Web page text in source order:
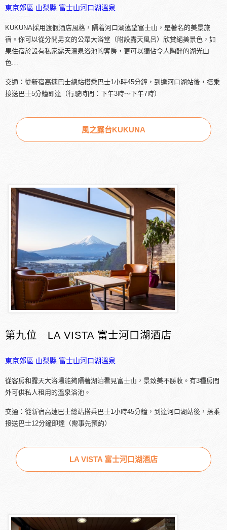
東京郊區 山梨縣 富士山河口湖溫泉
KUKUNA採用渡假酒店風格，隔着河口湖遠望富士山，是著名的美景旅
宿。你可以從分開男女的公眾大浴堂（附設露天風呂）欣賞絕美景色，如
果住宿於設有私家露天溫泉浴池的客房，更可以獨佔令人陶醉的湖光山
色…
交通：從新宿高速巴士總站搭乘巴士1小時45分鐘，到達河口湖站後，搭乘
接送巴士5分鐘即達（行駛時間：下午3時～下午7時）
風之露台KUKUNA
第九位 LA VISTA 富士河口湖酒店
東京郊區 山梨縣 富士山河口湖溫泉
從客房和露天大浴場能夠隔著湖泊看見富士山，景致美不勝收。有3種房間
外可供私人租用的溫泉浴池。
交通：從新宿高速巴士總站搭乘巴士1小時45分鐘，到達河口湖站後，搭乘
接送巴士12分鐘即達（需事先預約）
LA VISTA 富士河口湖酒店